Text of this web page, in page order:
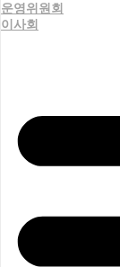
운영위원회
이사회